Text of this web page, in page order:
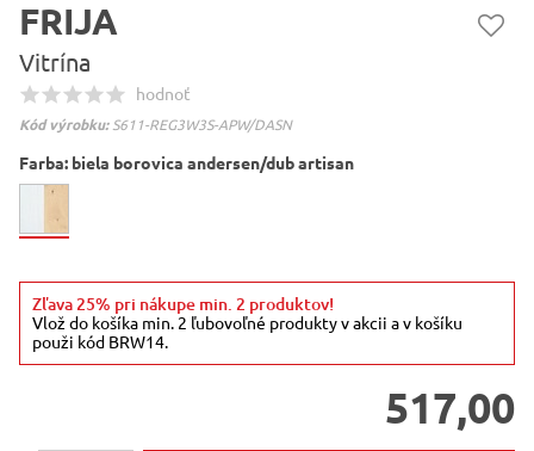
FRIJA
Vitrína
hodnoť
Kód výrobku: S611-REG3W3S-APW/DASN
Farba: biela borovica andersen/dub artisan
Zľava 25% pri nákupe min. 2 produktov!
Vlož do košíka min. 2 ľubovoľné produkty v akcii a v košíku
použi kód BRW14.
517,00